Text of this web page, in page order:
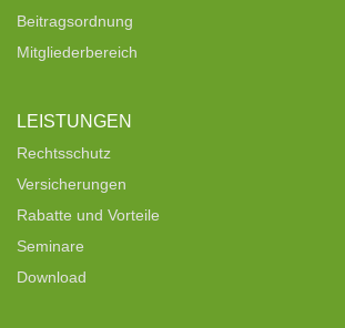
Beitragsordnung
Mitgliederbereich
LEISTUNGEN
Rechtsschutz
Versicherungen
Rabatte und Vorteile
Seminare
Download